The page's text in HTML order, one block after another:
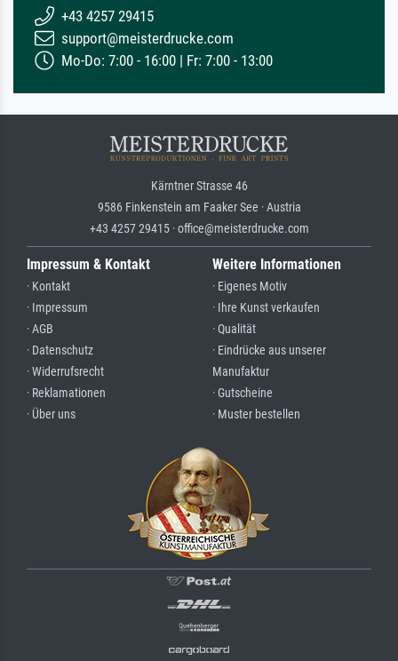
+43 4257 29415
support@meisterdrucke.com
Mo-Do: 7:00 - 16:00 | Fr: 7:00 - 13:00
Kärntner Strasse 46
9586 Finkenstein am Faaker See · Austria
+43 4257 29415 · office@meisterdrucke.com
Impressum & Kontakt
· Kontakt
· Impressum
· AGB
· Datenschutz
· Widerrufsrecht
· Reklamationen
· Über uns
Weitere Informationen
· Eigenes Motiv
· Ihre Kunst verkaufen
· Qualität
· Eindrücke aus unserer
Manufaktur
· Gutscheine
· Muster bestellen